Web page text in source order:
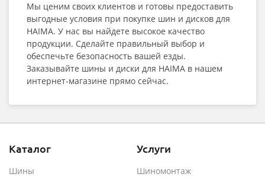
Мы ценим своих клиентов и готовы предоставить
выгодные условия при покупке шин и дисков для
HAIMA. У нас вы найдете высокое качество
продукции. Сделайте правильный выбор и
обеспечьте безопасность вашей езды.
Заказывайте шины и диски для HAIMA в нашем
интернет-магазине прямо сейчас.
Каталог
Шины
Услуги
Шиномонтаж